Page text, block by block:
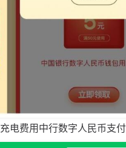
电费用中行数字人民币支